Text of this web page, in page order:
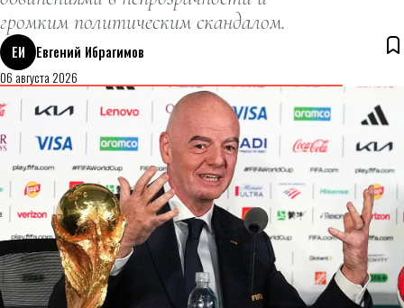
громким политическим скандалом.
ЕИ
Евгений Ибрагимов
06 августа 2026